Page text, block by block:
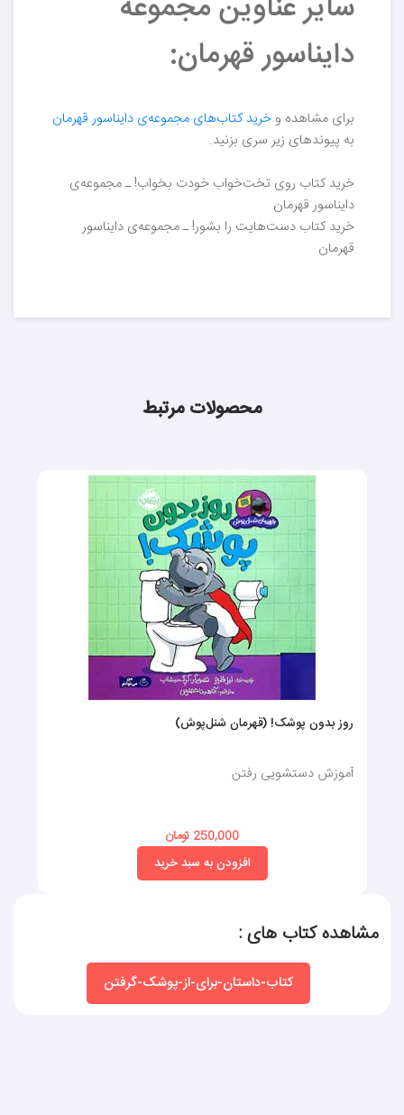
دایناسور قهرمان:
برای مشاهده وخرید کتاب‌های مجموعه‌ی دایناسور قهرمان
به پیوندهای زیر سری بزنید.
خرید کتاب روی تخت‌خواب خودت بخواب! ـ مجموعه‌ی
دایناسور قهرمان
خرید کتاب دست‌هایت را بشور! ـ مجموعه‌ی دایناسور
قهرمان
محصولات مرتبط
روز بدون پوشک! (قهرمان شنل‌پوش)
آموزش دستشویی رفتن
250,000 تومان
افزودن به سبد خرید
مشاهده کتاب های :
کتاب-داستان-برای-از-پوشک-گرفتن